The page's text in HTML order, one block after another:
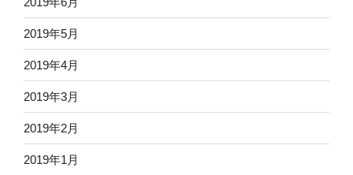
2019年5月
2019年4月
2019年3月
2019年2月
2019年1月